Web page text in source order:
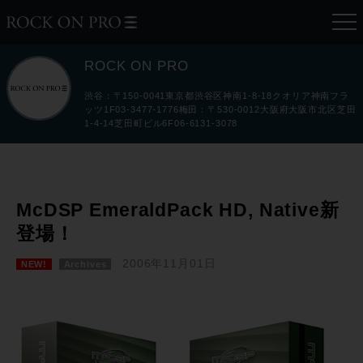
ROCK ON PRO
渋谷：〒150-0041東京都渋谷区神南1-8-18クオリア神南フラ
ッツ1F03-3477-1776梅田：〒530-0012大阪府大阪市北区芝田
1-4-14芝田町ビル6F06-6131-3078
McDSP EmeraldPack HD, Native新
登場！
NEW! 2006年11月01日